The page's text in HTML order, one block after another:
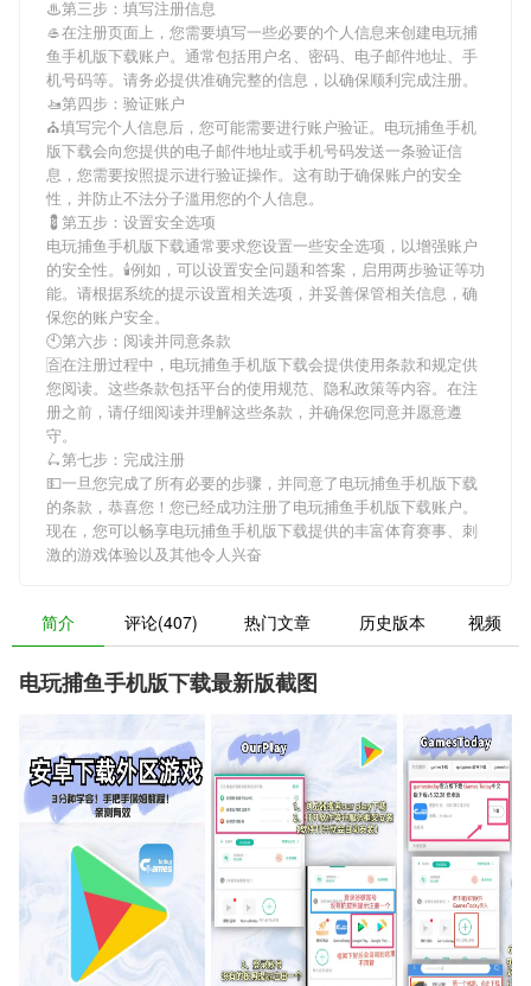
♨第三步：填写注册信息
🥌在注册页面上，您需要填写一些必要的个人信息来创建电玩捕
鱼手机版下载账户。通常包括用户名、密码、电子邮件地址、手
机号码等。请务必提供准确完整的信息，以确保顺利完成注册。
🚤第四步：验证账户
⛪️填写完个人信息后，您可能需要进行账户验证。 电玩捕鱼手机
版下载会向您提供的电子邮件地址或手机号码发送一条验证信
息，您需要按照提示进行验证操作。这有助于确保账户的安全
性，并防止不法分子滥用您的个人信息。
💈第五步：设置安全选项
电玩捕鱼手机版下载通常要求您设置一些安全选项，以增强账户
的安全性。🕯例如，可以设置安全问题和答案，启用两步验证等功
能。请根据系统的提示设置相关选项，并妥善保管相关信息，确
保您的账户安全。
🕙第六步：阅读并同意条款
🈴在注册过程中， 电玩捕鱼手机版下载会提供使用条款和规定供
您阅读。这些条款包括平台的使用规范、隐私政策等内容。在注
册之前，请仔细阅读并理解这些条款，并确保您同意并愿意遵
守。
🛴第七步：完成注册
💵一旦您完成了所有必要的步骤，并同意了电玩捕鱼手机版下载
的条款，恭喜您！您已经成功注册了电玩捕鱼手机版下载账户。
现在，您可以畅享电玩捕鱼手机版下载提供的丰富体育赛事、刺
激的游戏体验以及其他令人兴奋
简介 评论(407) 热门文章 历史版本 视频
电玩捕鱼手机版下载最新版截图